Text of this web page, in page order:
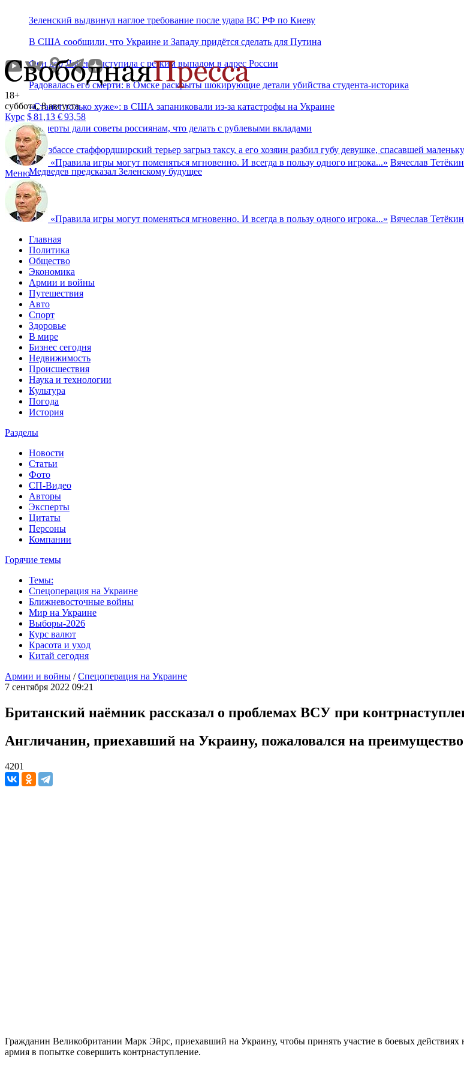
Зеленский выдвинул наглое требование после удара ВС РФ по Киеву
В США сообщили, что Украине и Западу придётся сделать для Путина
Фон дер Ляйен выступила с резким выпадом в адрес России
Радовалась его смерти: в Омске раскрыты шокирующие детали убийства студента‑историка
«Станет только хуже»: в США запаниковали из-за катастрофы на Украине
Эксперты дали советы россиянам, что делать с рублевыми вкладами
В Кузбассе стаффордширский терьер загрыз таксу, а его хозяин разбил губу девушке, спасавшей
Медведев предсказал Зеленскому будущее
18+
суббота, 8 августа
Курс $81,13 €93,58
«Правила игры могут поменяться мгновенно. И всегда в пользу одного игрока...» Вячеслав Тетёкин
Меню
«Правила игры могут поменяться мгновенно. И всегда в пользу одного игрока...» Вячеслав Тетёкин
Главная
Политика
Общество
Экономика
Армии и войны
Путешествия
Авто
Спорт
Здоровье
В мире
Бизнес сегодня
Недвижимость
Происшествия
Наука и технологии
Культура
Погода
История
Разделы
Новости
Статьи
Фото
СП-Видео
Авторы
Эксперты
Цитаты
Персоны
Компании
Горячие темы
Темы:
Спецоперация на Украине
Ближневосточные войны
Мир на Украине
Выборы-2026
Курс валют
Красота и уход
Китай сегодня
Армии и войны /Спецоперация на Украине
7 сентября 2022 09:21
Британский наёмник рассказал о проблемах ВСУ при
Англичанин, приехавший на Украину, пожаловался на
4201
Гражданин Великобритании Марк Эйрс, приехавший на Украину, чтобы принять участие в боевых действиях
армия в попытке совершить контрнаступление.